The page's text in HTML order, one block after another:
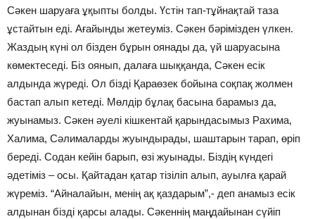
Сәкен шаруаға ұқыпты болды. Үстін тап-тұйнақтай таза
ұстайтын еді. Ағайынды жетеуміз. Сәкен бәрімізден үлкен.
Жаздың күні ол бізден бұрын оянады да, үй шаруасына
көмектеседі. Біз оянып, далаға шыққанда, Сәкен есік
алдында жүреді. Ол бізді Қараөзек бойына соқпақ жолмен
бастап алып кетеді. Мөлдір бұлақ басына барамыз да,
жуынамыз. Сәкен әуелі кішкентай қарындасымыз Рахима,
Халима, Сәлималарды жуындырады, шаштарын тарап, өріп
береді. Содан кейін барып, өзі жуынады. Біздің күндегі
әдетіміз – осы. Қайтадан қатар тізіліп алып, ауылға қарай
жүреміз. “Айналайын, менің ақ қаздарым”,- деп анамыз есік
алдынан бізді қарсы алады. Сәкеннің маңдайынан сүйіп